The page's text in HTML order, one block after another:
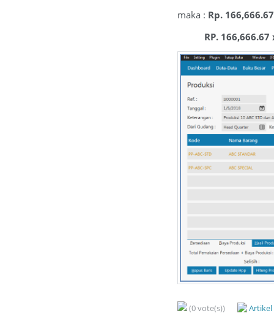
maka : Rp.
RP. 166,666.67 x
(0 vote(s))